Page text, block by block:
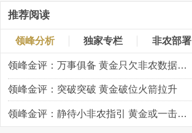
推荐阅读
领峰分析 独家专栏 非农部署
领峰金评：万事俱备 黄金只欠非农数据“东风”
领峰金评：突破突破 黄金破位火箭拉升
领峰金评：静待小非农指引 黄金或一击破局